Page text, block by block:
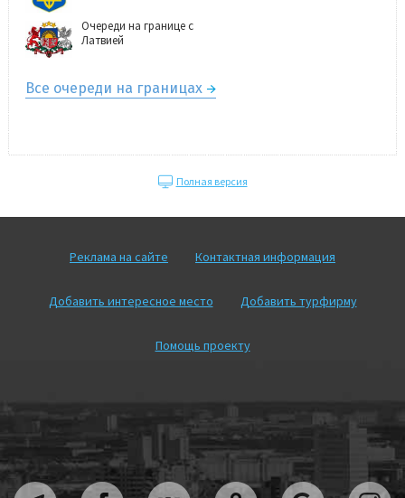
Очереди на границе с
Латвией
Все очереди на границах
Полная версия
Реклама на сайте Контактная информация
Добавить интересное место Добавить турфирму
Помощь проекту